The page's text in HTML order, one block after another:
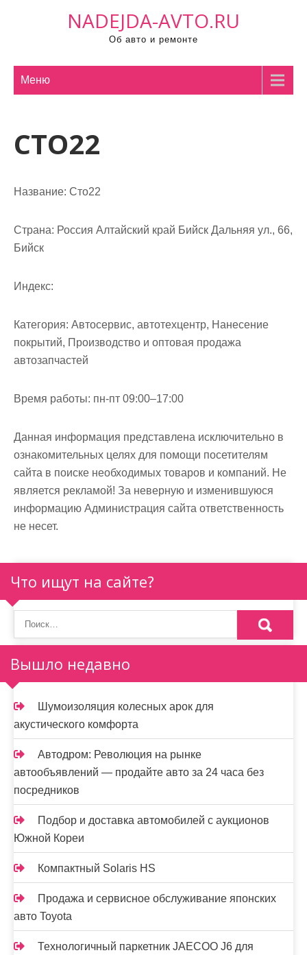
NADEJDA-AVTO.RU
Об авто и ремонте
Меню
СТО22
Название: Сто22
Страна: Россия Алтайский край Бийск Дальняя ул., 66,
Бийск
Индекс:
Категория: Автосервис, автотехцентр, Нанесение
покрытий, Производство и оптовая продажа
автозапчастей
Время работы: пн-пт 09:00–17:00
Данная информация представлена исключительно в
ознакомительных целях для помощи посетителям
сайта в поиске необходимых товаров и компаний. Не
является рекламой! За неверную и изменившуюся
информацию Администрация сайта ответственность
не несет.
Что ищут на сайте?
Вышло недавно
Шумоизоляция колесных арок для
акустического комфорта
Автодром: Революция на рынке
автообъявлений — продайте авто за 24 часа без
посредников
Подбор и доставка автомобилей с аукционов
Южной Кореи
Компактный Solaris HS
Продажа и сервисное обслуживание японских
авто Toyota
Технологичный паркетник JAECOO J6 для